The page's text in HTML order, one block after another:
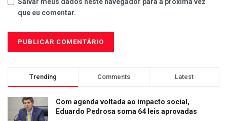
que eu comentar.
Trending Comments Latest
Com agenda voltada ao impacto social,
Eduardo Pedrosa soma 64 leis aprovadas